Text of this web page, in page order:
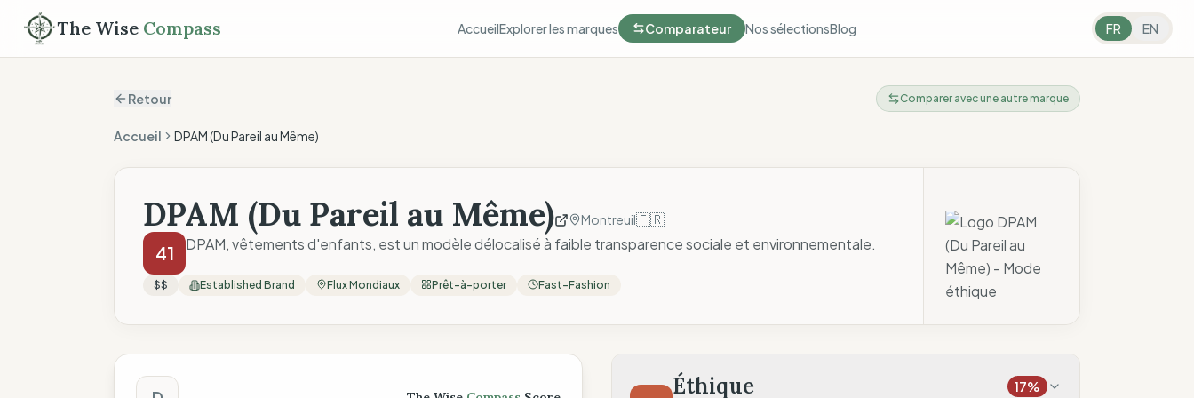
The Wise Compass AccueilExplorer les marques Comparateur Nos sélectionsBlog FR EN
Retour Comparer avec une autre marque
Accueil DPAM (Du Pareil au Même)
DPAM (Du Pareil au Même) Montreuil🇫🇷
41 DPAM, vêtements d'enfants, est un modèle délocalisé à faible transparence sociale et environnementale.
$$ Established Brand Flux Mondiaux Prêt-à-porter Fast-Fashion
Score The Wise Compass Éthique 17%